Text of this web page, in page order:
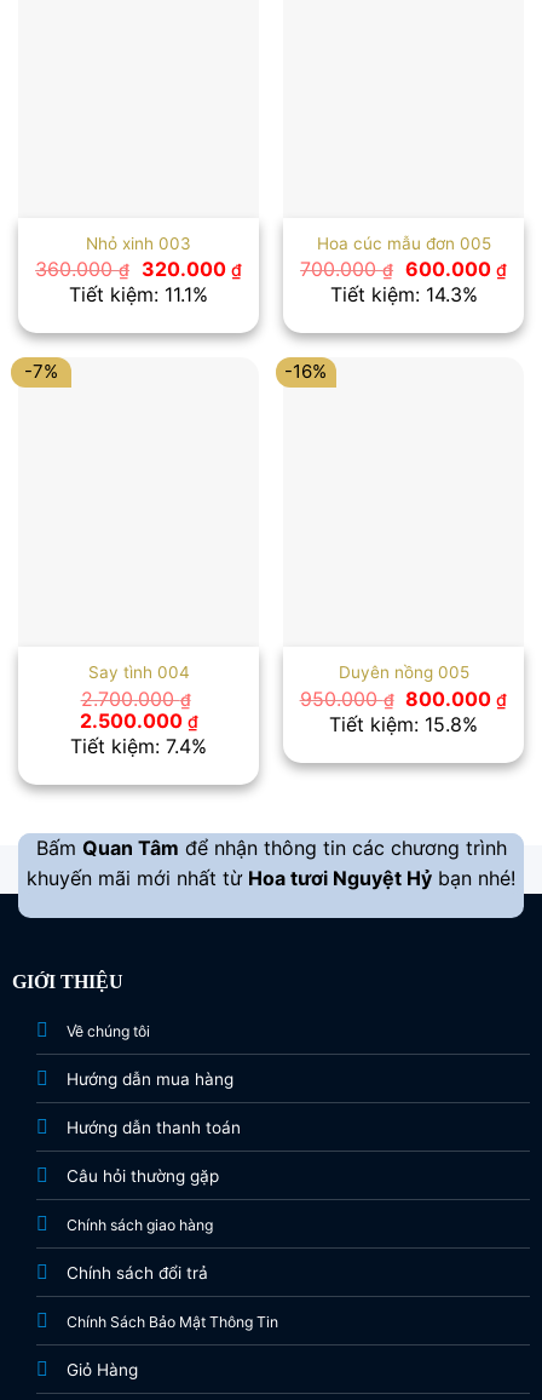
Nhỏ xinh 003
360.000₫
Giá
gốc
là:
320.000 ₫Giá
hiện
là:
320.000 ₫.
Tiết kiệm: 11.1%
Hoa cúc mẫu đơn 005
700.000₫ Giá
gốc
là:
600.000 ₫Giá
hiện
là:
Tiết kiệm: 14.3%
-7%
Say tình 004
2.700.000₫
Giá
gốc
là:
2.500.000 ₫Giá
hiện
tại
2.500.000 ₫.
Tiết kiệm: 7.4%
-16%
Duyên nồng 005
950.000₫ Giá
gốc
là:
800.000₫Giá
là:
Tiết kiệm: 15.8%
Bấm Quan Tâm để nhận thông tin các chương trình
khuyến mãi mới nhất từ Hoa tươi Nguyệt Hỷ bạn nhé!
GIỚI THIỆU
Về chúng tôi
Hướng dẫn mua hàng
Hướng dẫn thanh toán
Câu hỏi thường gặp
Chính sách giao hàng
Chính sách đổi trả
Chính Sách Bảo Mật Thông Tin
Giỏ Hàng